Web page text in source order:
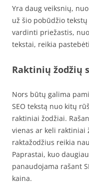
Yra daug veiksnių,
už šio pobūdžio
vardinti priežastis,
tekstai, reikia
Raktinių žodžių
Nors būtų galima
SEO tekstą nuo kitų
raktiniai žodžiai.
vienas ar keli raktiniai
raktažodžius reikia
Paprastai, kuo
panaudojama rašant
kaina.